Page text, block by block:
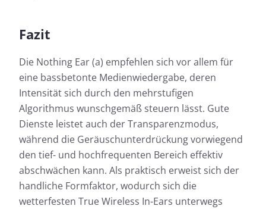
Fazit
Die Nothing Ear (a) empfehlen sich vor allem für
eine bassbetonte Medienwiedergabe, deren
Intensität sich durch den mehrstufigen
Algorithmus wunschgemäß steuern lässt. Gute
Dienste leistet auch der Transparenzmodus,
während die Geräuschunterdrückung vorwiegend
den tief- und hochfrequenten Bereich effektiv
abschwächen kann. Als praktisch erweist sich der
handliche Formfaktor, wodurch sich die
wetterfesten True Wireless In-Ears unterwegs